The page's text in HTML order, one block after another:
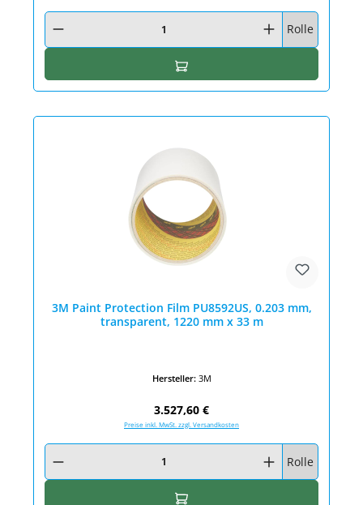
Produkt Anzahl: Gib den gewünschten Wert ein oder benutze die
Rolle
In den Warenkorb
3M Paint Protection Film PU8592US, 0.203 mm,
transparent, 1220 mm x 33 m
Hersteller: 3M
Regulärer Preis:
3.527,60 €
Preise inkl. MwSt. zzgl. Versandkosten
Produkt Anzahl: Gib den gewünschten Wert ein oder benutze die
Rolle
In den Warenkorb